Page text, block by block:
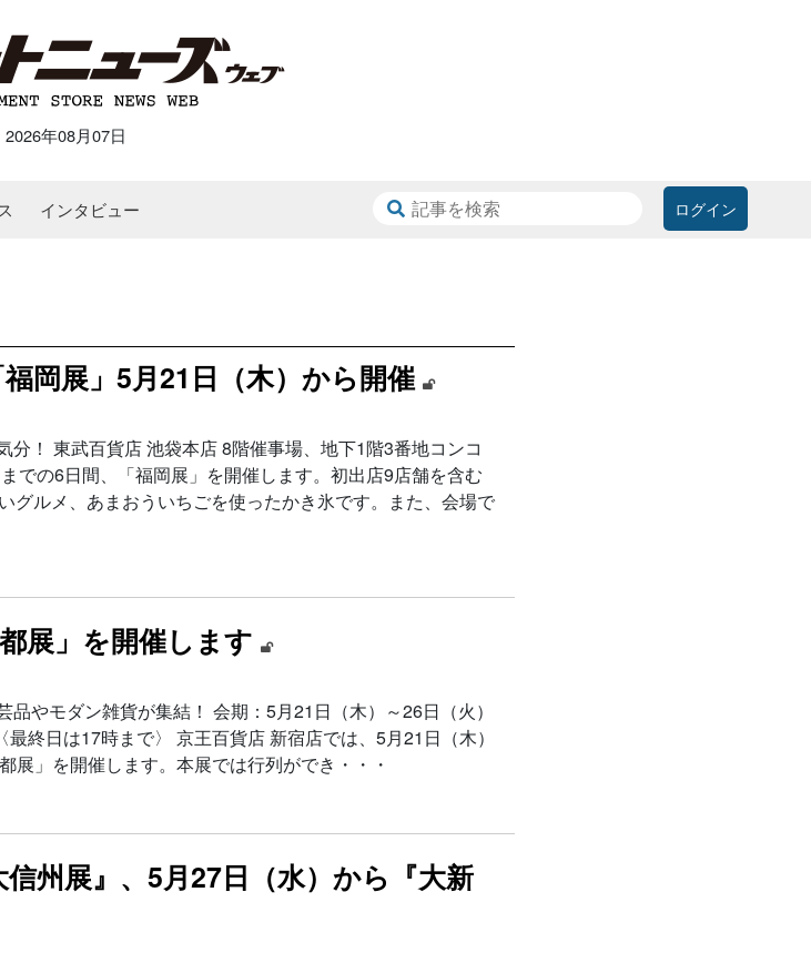
2026年08月07日
ログイン
インタビュー
岡展」5月21日（木）から開催
！ 東武百貨店 池袋本店 8階催事場、地下1階3番地コンコ
での6日間、「福岡展」を開催します。初出店9店舗を含む
ルメ、あまおういちごを使ったかき氷です。また、会場で
展」を開催します
やモダン雑貨が集結！ 会期：5月21日（木）～26日（火）
終日は17時まで〉 京王百貨店 新宿店では、5月21日（木）
展」を開催します。本展では行列ができ・・・
州展』、5月27日（水）から『大新